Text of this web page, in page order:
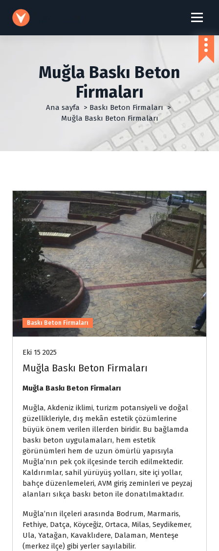
r
Muğla Baskı Beton
Firmaları
Ana sayfa > Baskı Beton Firmaları>
Muğla Baskı Beton Firmaları
Baskı Beton Firmaları
Eki 15 2025
Muğla Baskı Beton Firmaları
Muğla Baskı Beton Firmaları
Muğla, Akdeniz iklimi, turizm potansiyeli ve doğal
güzellikleriyle, dış mekân estetik çözümlerine
büyük önem verilen illerden biridir. Bu bağlamda
baskı beton uygulamaları, hem estetik
görünümleri hem de uzun ömürlü yapısıyla
Muğla’nın pek çok ilçesinde tercih edilmektedir.
Kaldırımlar, sahil yürüyüş yolları, site içi yollar,
bahçe düzenlemeleri, AVM giriş zeminleri ve peyzaj
alanları sıkça baskı beton ile donatılmaktadır.
Muğla’nın ilçeleri arasında Bodrum, Marmaris,
Fethiye, Datça, Köyceğiz, Ortaca, Milas, Seydikemer,
Ula, Yatağan, Kavaklıdere, Dalaman, Menteşe
(merkez ilçe) gibi yerler sayılabilir.